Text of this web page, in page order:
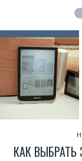
КАК ВЫБРАТЬ